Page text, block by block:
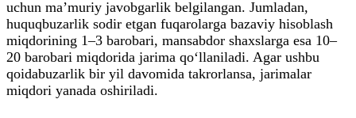
uchun ma’muriy javobgarlik belgilangan. Jumladan,
huquqbuzarlik sodir etgan fuqarolarga bazaviy hisoblash
miqdorining 1–3 barobari, mansabdor shaxslarga esa 10–
20 barobari miqdorida jarima qo‘llaniladi. Agar ushbu
qoidabuzarlik bir yil davomida takrorlansa, jarimalar
miqdori yanada oshiriladi.